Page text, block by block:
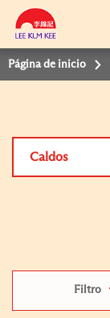
Página de inicio
Caldos
Filtro